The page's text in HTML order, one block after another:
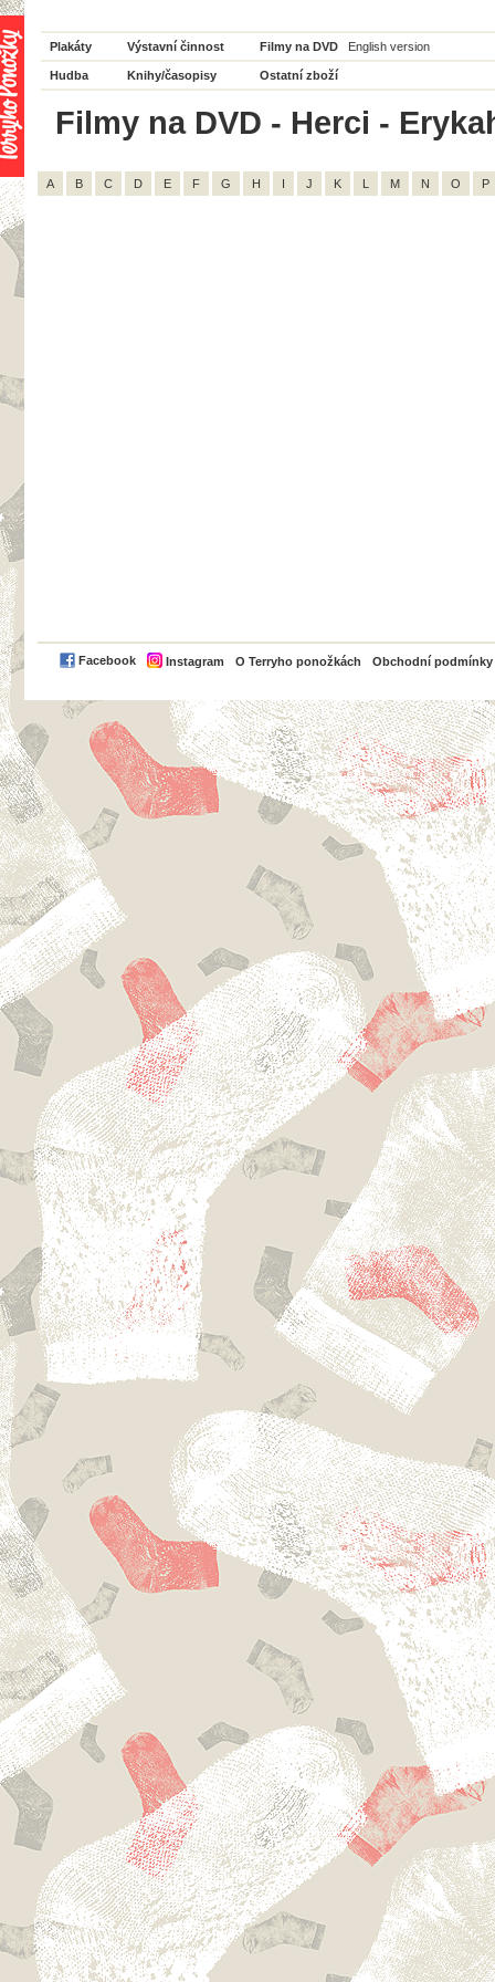
Plakáty Výstavní činnost Filmy na DVD English version
Hudba Knihy/časopisy Ostatní zboží
Filmy na DVD - Herci -
A B C D E F G H I J K L M N O P
Facebook Instagram O Terryho ponožkách Obchodní podmínky
PayPal